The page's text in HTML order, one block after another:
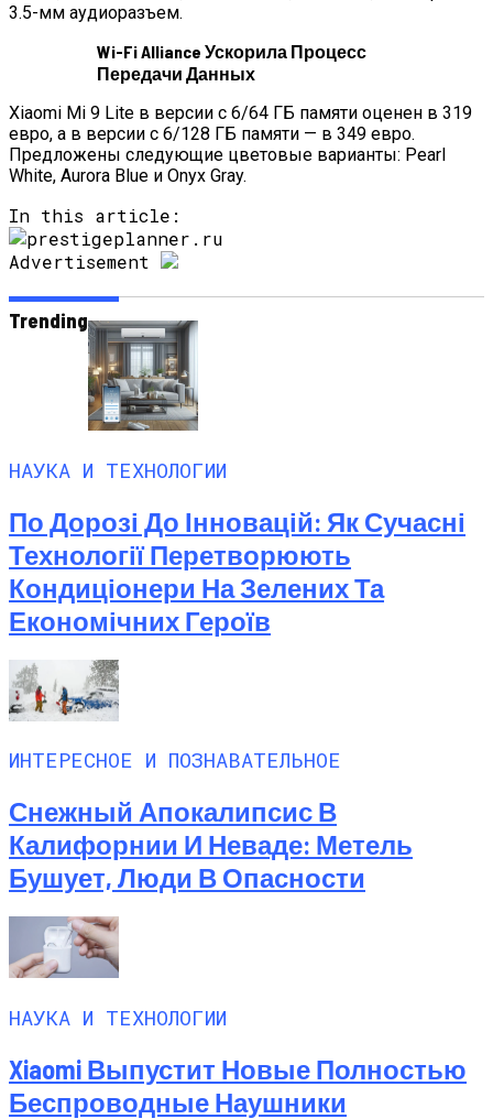
3.5-мм аудиоразъем.
Wi-Fi Alliance Ускорила Процесс
Передачи Данных
Xiaomi Mi 9 Lite в версии с 6/64 ГБ памяти оценен в 319
евро, а в версии с 6/128 ГБ памяти — в 349 евро.
Предложены следующие цветовые варианты: Pearl
White, Aurora Blue и Onyx Gray.
In this article:
Advertisement
Trending
НАУКА И ТЕХНОЛОГИИ
По Дорозі До Інновацій: Як Сучасні
Технології Перетворюють
Кондиціонери На Зелених Та
Економічних Героїв
ИНТЕРЕСНОЕ И ПОЗНАВАТЕЛЬНОЕ
Снежный Апокалипсис В
Калифорнии И Неваде: Метель
Бушует, Люди В Опасности
НАУКА И ТЕХНОЛОГИИ
Xiaomi Выпустит Новые Полностью
Беспроводные Наушники